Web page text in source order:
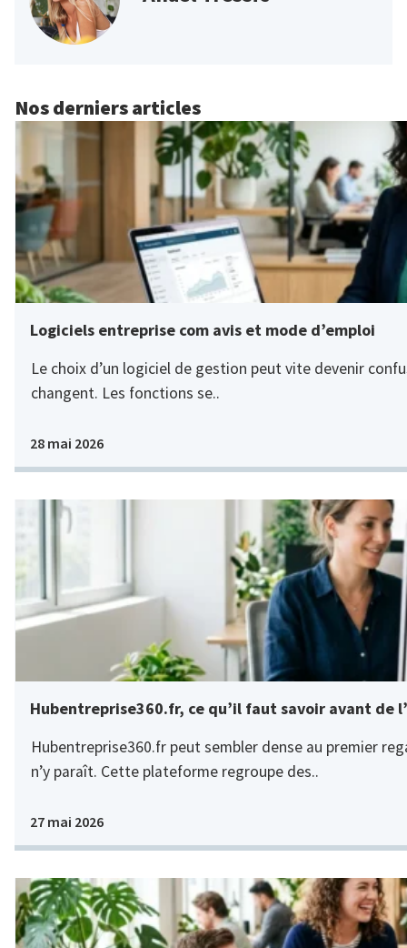
Nos derniers articles
Logiciels entreprise com avis et mode d’emploi
Le choix d’un logiciel de gestion peut vite devenir
changent. Les fonctions se..
28 mai 2026
Hubentreprise360.fr, ce qu’il faut savoir avant de
Hubentreprise360.fr peut sembler dense au premier
n’y paraît. Cette plateforme regroupe des..
27 mai 2026